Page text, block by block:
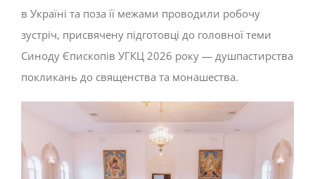
в Україні та поза її межами проводили робочу
зустріч, присвячену підготовці до головної теми
Синоду Єпископів УГКЦ 2026 року — душпастирства
покликань до священства та монашества.